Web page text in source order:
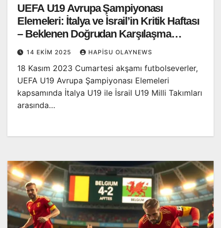
UEFA U19 Avrupa Şampiyonası
Elemeleri: İtalya ve İsrail’in Kritik Haftası
– Beklenen Doğrudan Karşılaşma
Olmasa da Önemli Mücadeleler
Sahnelendi
14 EKIM 2025 HAPISU OLAYNEWS
18 Kasım 2023 Cumartesi akşamı futbolseverler,
UEFA U19 Avrupa Şampiyonası Elemeleri
kapsamında İtalya U19 ile İsrail U19 Milli Takımları
arasında…